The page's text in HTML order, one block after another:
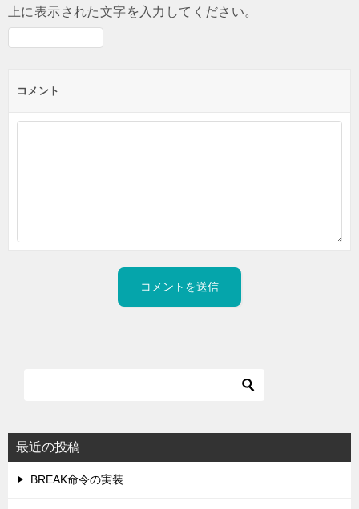
上に表示された文字を入力してください。
コメント
最近の投稿
BREAK命令の実装